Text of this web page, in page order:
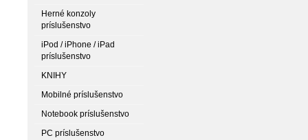
Herné konzoly
príslušenstvo
iPod / iPhone / iPad
príslušenstvo
KNIHY
Mobilné príslušenstvo
Notebook príslušenstvo
PC príslušenstvo